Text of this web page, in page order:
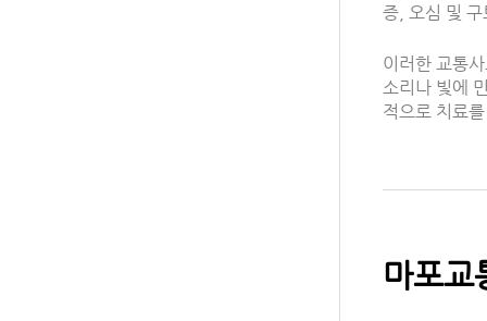
증, 오심 및
이러한 교통
소리나 빛에
적으로 치료
마포교